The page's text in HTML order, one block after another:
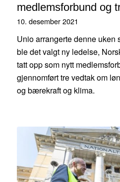
medlemsforbund og
10. desember 2021
Unio arrangerte denne uken
ble det valgt ny ledelse,
tatt opp som nytt
gjennomført tre vedtak om
og bærekraft og klima.